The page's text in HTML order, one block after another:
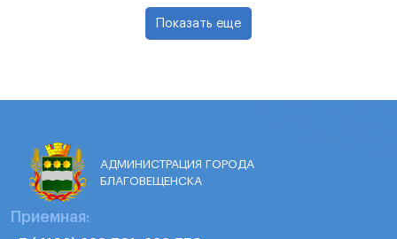
Показать еще
АДМИНИСТРАЦИЯ ГОРОДА
БЛАГОВЕЩЕНСКА
Приемная: